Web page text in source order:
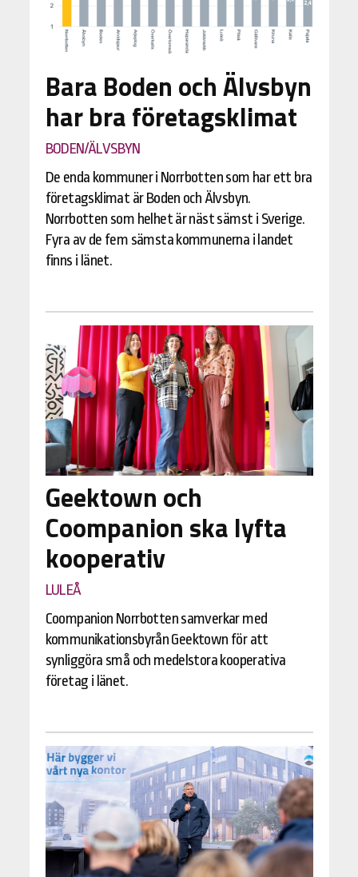
Bara Boden och Älvsbyn
har bra företagsklimat
BODEN/ÄLVSBYN
De enda kommuner i Norrbotten som har ett bra
företagsklimat är Boden och Älvsbyn.
Norrbotten som helhet är näst sämst i Sverige.
Fyra av de fem sämsta kommunerna i landet
finns i länet.
Geektown och
Coompanion ska lyfta
kooperativ
LULEÅ
Coompanion Norrbotten samverkar med
kommunikationsbyrån Geektown för att
synliggöra små och medelstora kooperativa
företag i länet.